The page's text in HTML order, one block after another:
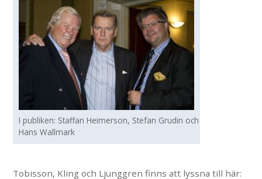
I publiken: Staffan Heimerson, Stefan Grudin och
Hans Wallmark
Tobisson, Kling och Ljunggren finns att lyssna till här: